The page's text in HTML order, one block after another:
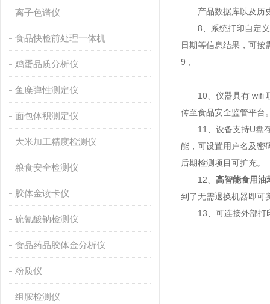
离子色谱仪
食品快检前处理一体机
鸡蛋品质分析仪
鱼糜弹性测定仪
面包体积测定仪
大米加工精度检测仪
粮食安全检测仪
胶体金读卡仪
硫氰酸钠检测仪
食品药品胶体金分析仪
粉质仪
组胺检测仪
产品数据库以及历史
8、系统打印自定义
日期等信息结果，可按
9，
10、仪器具有 wifi 联
传至食品安全监管平台
11、设备支持U盘存
能，可设置用户名及密
后期检测项目可扩充。
12、 高智能食用油
到了无需退换机器即可
13、可连接外部打